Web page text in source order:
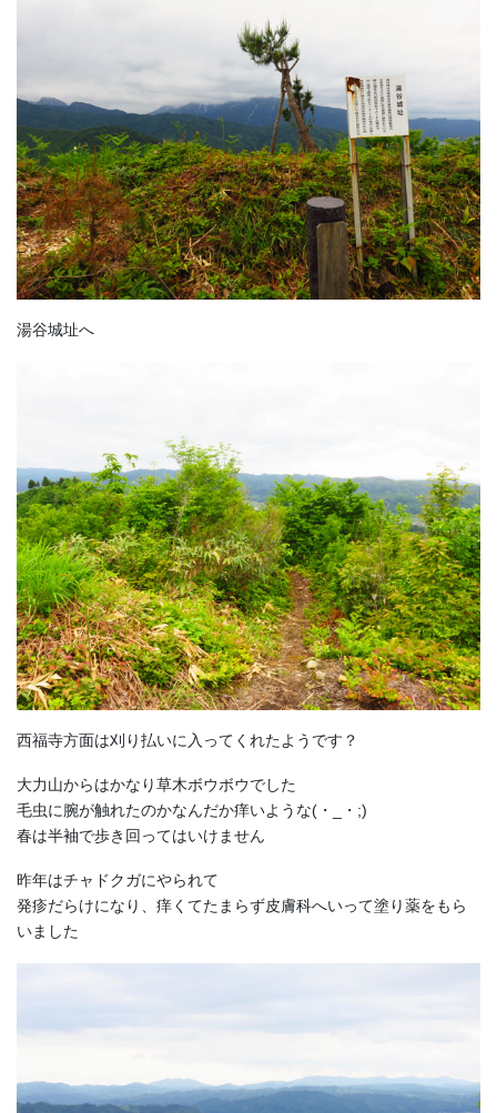
湯谷城址へ
西福寺方面は刈り払いに入ってくれたようです？
大力山からはかなり草木ボウボウでした
毛虫に腕が触れたのかなんだか痒いような(・_・;)
春は半袖で歩き回ってはいけません
昨年はチャドクガにやられて
発疹だらけになり、痒くてたまらず皮膚科へいって塗り薬をもら
いました